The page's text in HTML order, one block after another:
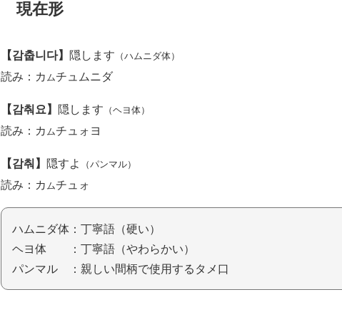
現在形
【감춥니다】 隠します （ハムニダ体）
読み：カ ムチュムニダ
【감춰요】 隠します （ヘヨ体）
読み：カ ムチュォヨ
【감춰】 隠すよ （パンマル）
読み：カ ムチュォ
ハムニダ体：丁寧語（硬い）
ヘヨ体 ：丁寧語（やわらかい）
パンマル ：親しい間柄で使用するタメ口